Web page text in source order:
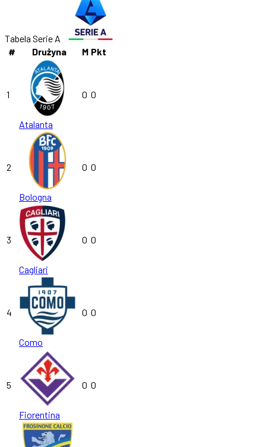
Tabela Serie A
#
Drużyna M Pkt
1
Atalanta
0 0
2
Bologna
0 0
3
Cagliari
0 0
4
Como
0 0
5
Fiorentina
0 0